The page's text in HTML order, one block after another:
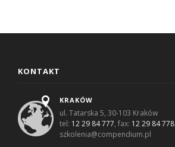
KONTAKT
KRAKÓW
ul. Tatarska 5, 30-103 Kraków
tel: 12 29 84 777, fax: 12 29 84 778
szkolenia@compendium.pl